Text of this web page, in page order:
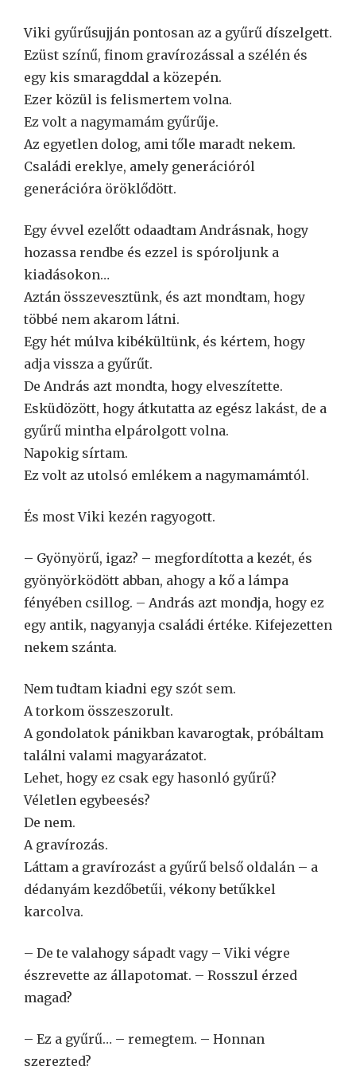
Viki gyűrűsujján pontosan az a gyűrű díszelgett.
Ezüst színű, finom gravírozással a szélén és
egy kis smaragddal a közepén.
Ezer közül is felismertem volna.
Ez volt a nagymamám gyűrűje.
Az egyetlen dolog, ami tőle maradt nekem.
Családi ereklye, amely generációról
generációra öröklődött.
Egy évvel ezelőtt odaadtam Andrásnak, hogy
hozassa rendbe és ezzel is spóroljunk a
kiadásokon…
Aztán összevesztünk, és azt mondtam, hogy
többé nem akarom látni.
Egy hét múlva kibékültünk, és kértem, hogy
adja vissza a gyűrűt.
De András azt mondta, hogy elveszítette.
Esküdözött, hogy átkutatta az egész lakást, de a
gyűrű mintha elpárolgott volna.
Napokig sírtam.
Ez volt az utolsó emlékem a nagymamámtól.
És most Viki kezén ragyogott.
– Gyönyörű, igaz? – megfordította a kezét, és
gyönyörködött abban, ahogy a kő a lámpa
fényében csillog. – András azt mondja, hogy ez
egy antik, nagyanyja családi értéke. Kifejezetten
nekem szánta.
Nem tudtam kiadni egy szót sem.
A torkom összeszorult.
A gondolatok pánikban kavarogtak, próbáltam
találni valami magyarázatot.
Lehet, hogy ez csak egy hasonló gyűrű?
Véletlen egybeesés?
De nem.
A gravírozás.
Láttam a gravírozást a gyűrű belső oldalán – a
dédanyám kezdőbetűi, vékony betűkkel
karcolva.
– De te valahogy sápadt vagy – Viki végre
észrevette az állapotomat. – Rosszul érzed
magad?
– Ez a gyűrű… – remegtem. – Honnan
szerezted?